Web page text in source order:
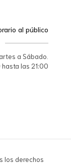
al público
a Sábado.
las 21:00
los derechos